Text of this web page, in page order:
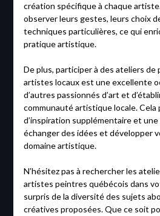
création spécifique à chaque
observer leurs gestes, leurs choix
techniques particulières, ce qui
pratique artistique.
De plus, participer à des ateliers de
artistes locaux est une excellente
d’autres passionnés d’art et
communauté artistique locale.
d’inspiration supplémentaire et
échanger des idées et développer
domaine artistique.
N’hésitez pas à rechercher les
artistes peintres québécois dans
surpris de la diversité des sujets
créatives proposées. Que ce soit